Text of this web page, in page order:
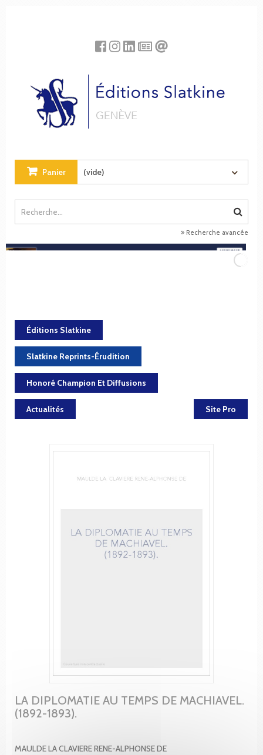
Panier (vide)
Recherche avancée
Éditions Slatkine
Slatkine Reprints-Érudition
Honoré Champion Et Diffusions
Actualités Site Pro
LA DIPLOMATIE AU TEMPS DE MACHIAVEL.
(1892-1893).
MAULDE LA CLAVIERE RENE-ALPHONSE DE